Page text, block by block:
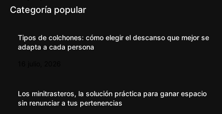
Categoría popular
Tipos de colchones: cómo elegir el descanso que mejor se
adapta a cada persona
Los minitrasteros, la solución práctica para ganar espacio
sin renunciar a tus pertenencias